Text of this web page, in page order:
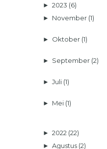
► 2023 (6)
► November (1)
► Oktober (1)
► September (2)
► Juli (1)
► Mei (1)
► 2022 (22)
► Agustus (2)